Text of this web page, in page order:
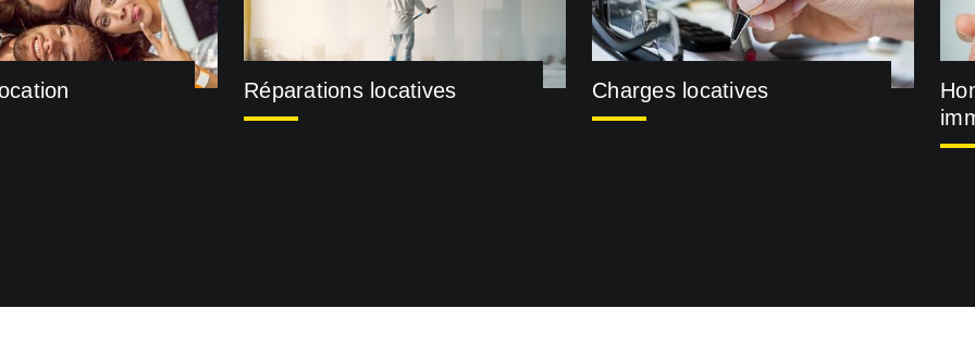
Réparations locatives Charges locatives